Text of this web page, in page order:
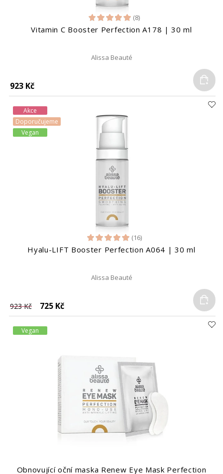
(8)
Vitamin C Booster Perfection A178 | 30 ml
Alissa Beauté
923 Kč
Akce
Doporučujeme
Vegan
(16)
Hyalu-LIFT Booster Perfection A064 | 30 ml
Alissa Beauté
923 Kč 725 Kč
Vegan
Obnovující oční maska Renew Eye Mask Perfection